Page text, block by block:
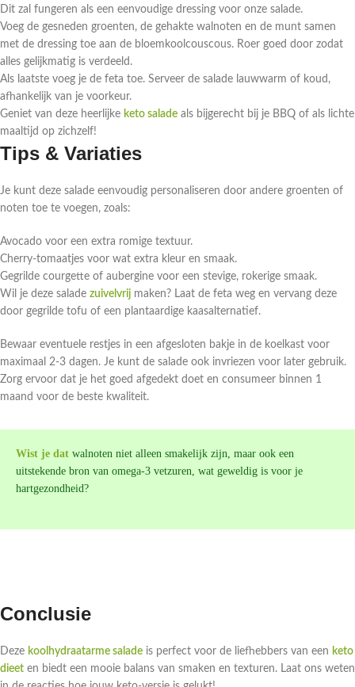
Dit zal fungeren als een eenvoudige dressing voor onze salade.
Voeg de gesneden groenten, de gehakte walnoten en de munt samen
met de dressing toe aan de bloemkoolcouscous. Roer goed door zodat
alles gelijkmatig is verdeeld.
Als laatste voeg je de feta toe. Serveer de salade lauwwarm of koud,
afhankelijk van je voorkeur.
Geniet van deze heerlijke keto salade als bijgerecht bij je BBQ of als lichte
maaltijd op zichzelf!
Tips & Variaties
Je kunt deze salade eenvoudig personaliseren door andere groenten of
noten toe te voegen, zoals:
Avocado voor een extra romige textuur.
Cherry-tomaatjes voor wat extra kleur en smaak.
Gegrilde courgette of aubergine voor een stevige, rokerige smaak.
Wil je deze salade zuivelvrij maken? Laat de feta weg en vervang deze
door gegrilde tofu of een plantaardige kaasalternatief.
Bewaar eventuele restjes in een afgesloten bakje in de koelkast voor
maximaal 2-3 dagen. Je kunt de salade ook invriezen voor later gebruik.
Zorg ervoor dat je het goed afgedekt doet en consumeer binnen 1
maand voor de beste kwaliteit.
Wist je dat walnoten niet alleen smakelijk zijn, maar ook een
uitstekende bron van omega-3 vetzuren, wat geweldig is voor je
hartgezondheid?
Conclusie
Deze koolhydraatarme salade is perfect voor de liefhebbers van een keto
dieet en biedt een mooie balans van smaken en texturen. Laat ons weten